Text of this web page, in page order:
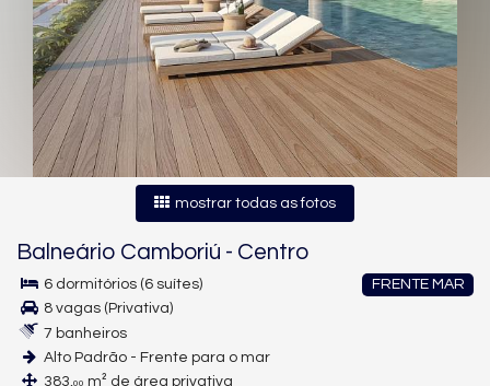
mostrar todas as fotos
Balneário Camboriú - Centro
FRENTE MAR
6 dormitórios (6 suítes)
8 vagas (Privativa)
7 banheiros
Alto Padrão - Frente para o mar
383,00 m² de área privativa